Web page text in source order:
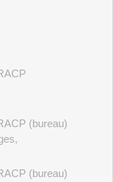
(bureau)
,
(bureau)